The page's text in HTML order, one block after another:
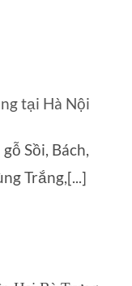
tại Hà Nội
Sồi, Bách,
Trắng,[...]